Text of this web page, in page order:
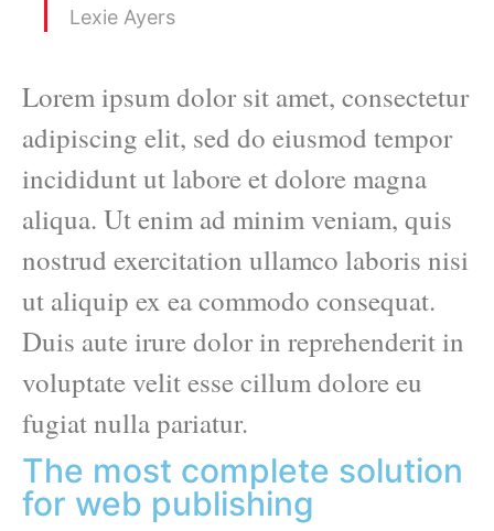
Lexie Ayers
Lorem ipsum dolor sit amet, consectetur
adipiscing elit, sed do eiusmod tempor
incididunt ut labore et dolore magna
aliqua. Ut enim ad minim veniam, quis
nostrud exercitation ullamco laboris nisi
ut aliquip ex ea commodo consequat.
Duis aute irure dolor in reprehenderit in
voluptate velit esse cillum dolore eu
fugiat nulla pariatur.
The most complete solution
for web publishing